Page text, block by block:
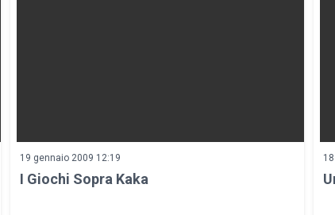
19 gennaio 2009 12:19
I Giochi Sopra Kaka